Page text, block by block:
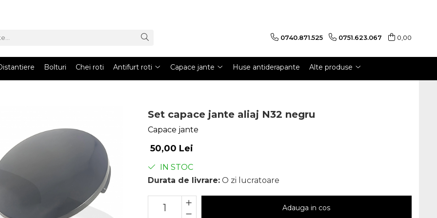
0740.871.525 0751.623.067 0,00
Bolturi Chei roti Antifurt roti Capace jante Huse antiderapante Alte produse
Set capace jante aliaj N32 negru
Capace jante
50,00 Lei
IN STOC
Durata de livrare:O zi lucratoare
Adauga in cos